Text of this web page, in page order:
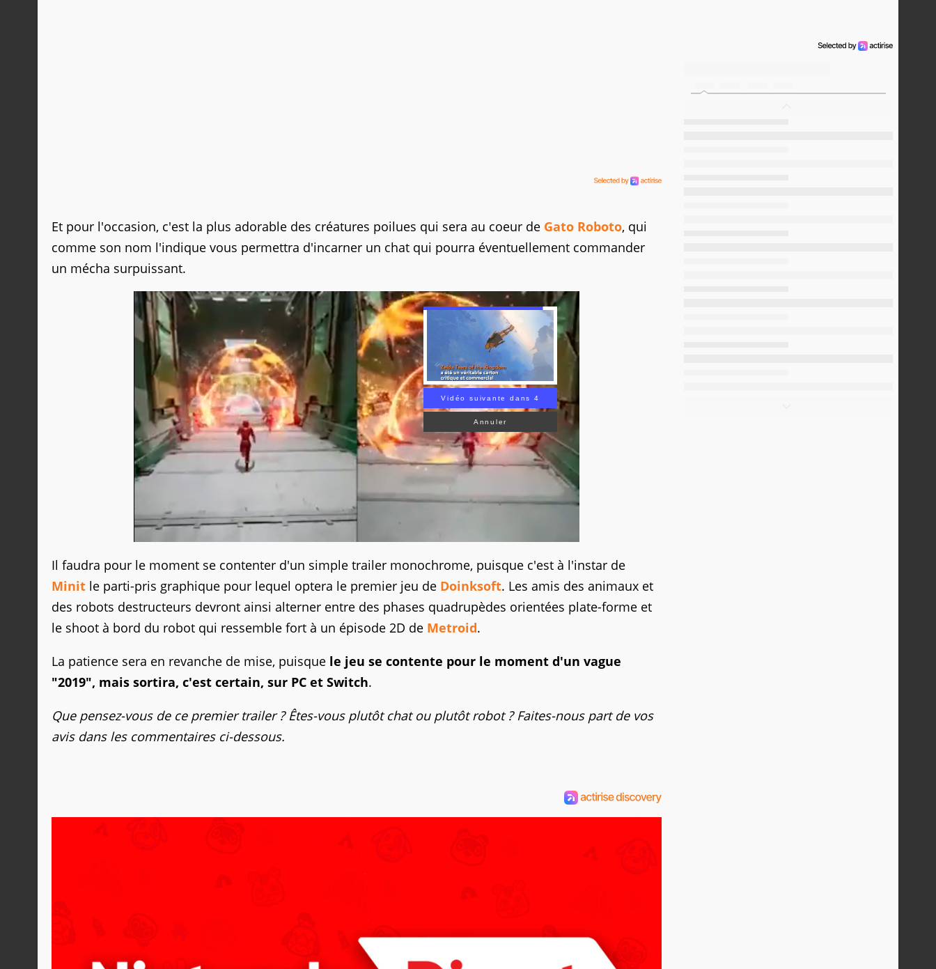
Et pour l'occasion, c'est la plus adorable des créatures poilues qui sera au coeur de Gato Roboto, qui
comme son nom l'indique vous permettra d'incarner un chat qui pourra éventuellement commander
un mécha surpuissant.
Vidéo suivante dans 3
Annuler
Il faudra pour le moment se contenter d'un simple trailer monochrome, puisque c'est à l'instar de
Minit le parti-pris graphique pour lequel optera le premier jeu de Doinksoft. Les amis des animaux et
des robots destructeurs devront ainsi alterner entre des phases quadrupèdes orientées plate-forme et
le shoot à bord du robot qui ressemble fort à un épisode 2D de Metroid.
La patience sera en revanche de mise, puisque le jeu se contente pour le moment d'un vague
"2019", mais sortira, c'est certain, sur PC et Switch.
Que pensez-vous de ce premier trailer ? Êtes-vous plutôt chat ou plutôt robot ? Faites-nous part de vos
avis dans les commentaires ci-dessous.